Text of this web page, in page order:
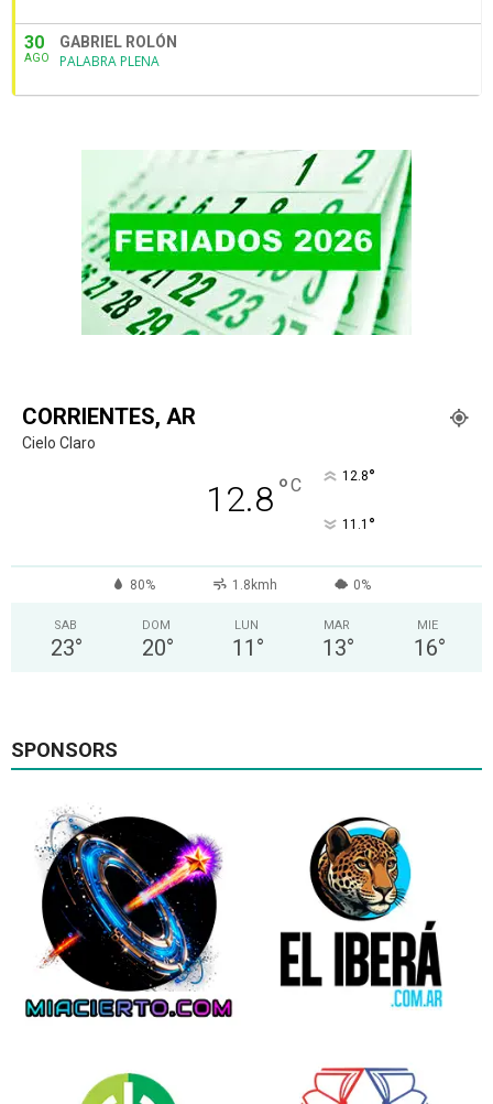
30
AGO
GABRIEL ROLÓN
PALABRA PLENA
CORRIENTES, AR
Cielo Claro
12.8°C 12.8°
11.1 °
80% 1.8kmh 0%
SAB
23°
DOM
20°
LUN
11 °
MAR
13°
MIE
16°
SPONSORS